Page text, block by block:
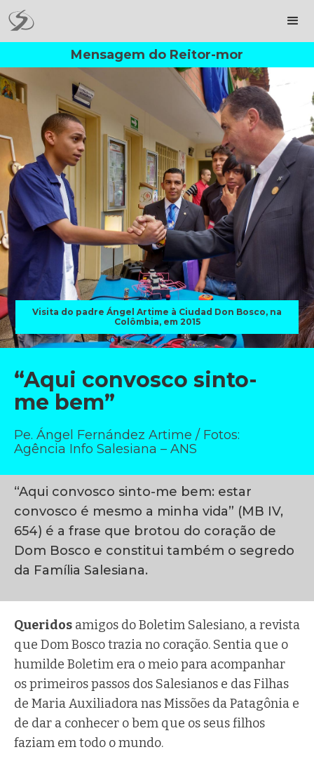
Mensagem do Reitor-mor
Visita do padre Ángel Artime à Ciudad Don Bosco, na
Colômbia, em 2015
“Aqui convosco sinto-
me bem”
Pe. Ángel Fernández Artime / Fotos:
Agência Info Salesiana – ANS
“Aqui convosco sinto-me bem: estar
convosco é mesmo a minha vida” (MB IV,
654) é a frase que brotou do coração de
Dom Bosco e constitui também o segredo
da Família Salesiana.
Queridos amigos do Boletim Salesiano, a revista
que Dom Bosco trazia no coração. Sentia que o
humilde Boletim era o meio para acompanhar
os primeiros passos dos Salesianos e das Filhas
de Maria Auxiliadora nas Missões da Patagônia e
de dar a conhecer o bem que os seus filhos
faziam em todo o mundo.